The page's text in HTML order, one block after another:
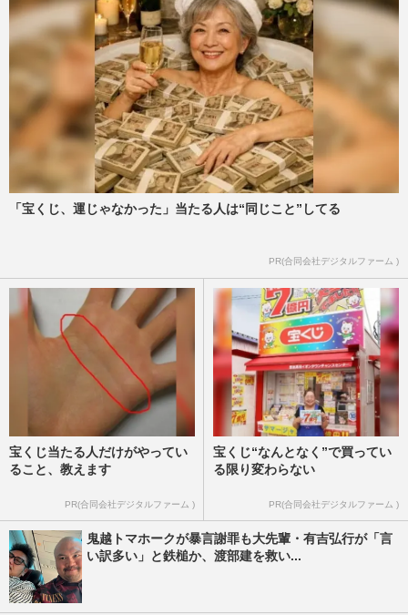
「宝くじ、運じゃなかった」当たる人は“同じこと”してる
PR(合同会社デジタルファーム )
宝くじ当たる人だけがやってい
ること、教えます
PR(合同会社デジタルファーム )
宝くじ“なんとなく”で買ってい
る限り変わらない
PR(合同会社デジタルファーム )
鬼越トマホークが暴言謝罪も大先輩・有吉弘行が「言
い訳多い」と鉄槌か、渡部建を救い...